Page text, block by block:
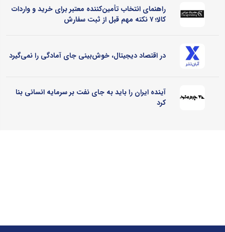
راهنمای انتخاب تأمین‌کننده معتبر برای خرید و واردات
کالا؛ ۷ نکته مهم قبل از ثبت سفارش
در اقتصاد دیجیتال، خوش‌بینی جای آمادگی را نمی‌گیرد
آینده ایران را باید به جای نفت بر سرمایه انسانی بنا
کرد